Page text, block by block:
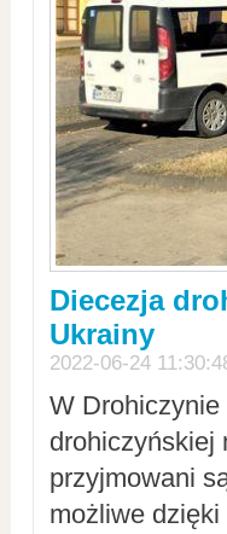
Diecezja
Ukrainy
2022-06-24
W
drohiczyńskiej
przyjmowani
możliwe